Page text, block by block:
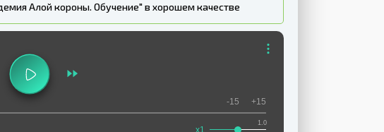
Алой короны. Обучение" в хорошем качестве
1.0
x1
-15 +15